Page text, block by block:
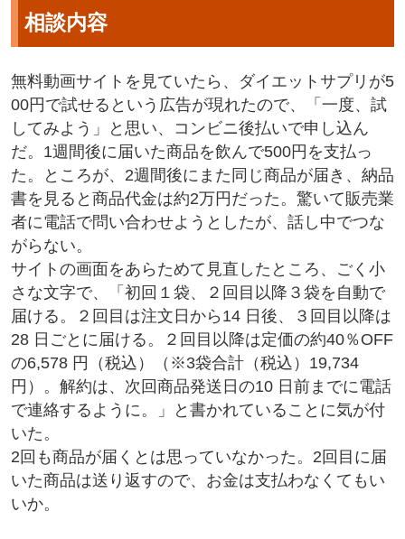
相談内容
無料動画サイトを見ていたら、ダイエットサプリが5
00円で試せるという広告が現れたので、「一度、試
してみよう」と思い、コンビニ後払いで申し込ん
だ。1週間後に届いた商品を飲んで500円を支払っ
た。ところが、2週間後にまた同じ商品が届き、納品
書を見ると商品代金は約2万円だった。驚いて販売業
者に電話で問い合わせようとしたが、話し中でつな
がらない。
サイトの画面をあらためて見直したところ、ごく小
さな文字で、「初回１袋、２回目以降３袋を自動で
届ける。２回目は注文日から14 日後、３回目以降は
28 日ごとに届ける。２回目以降は定価の約40％OFF
の6,578 円（税込）（※3袋合計（税込）19,734
円）。解約は、次回商品発送日の10 日前までに電話
で連絡するように。」と書かれていることに気が付
いた。
2回も商品が届くとは思っていなかった。2回目に届
いた商品は送り返すので、お金は支払わなくてもい
いか。